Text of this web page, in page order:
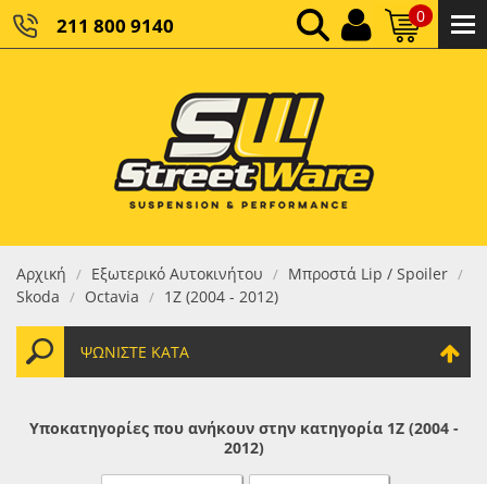
211 800 9140 0
ΚΑΘΑΡΌ ΣΎΝΟΛΟ:
ΤΕΛΙΚΌ ΣΎΝΟΛΟ:0,00 €
Αρχική / Εξωτερικό Αυτοκινήτου / Μπροστά Lip / Spoiler /
Skoda / Octavia / 1Z (2004 - 2012)
ΨΩΝΊΣΤΕ ΚΑΤΆ
Υποκατηγορίες που ανήκουν στην κατηγορία 1Z (2004 -
2012)